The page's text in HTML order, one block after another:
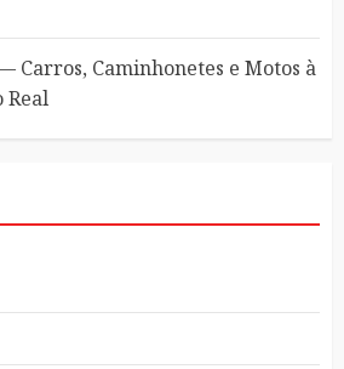
Carros, Caminhonetes e Motos à
Real